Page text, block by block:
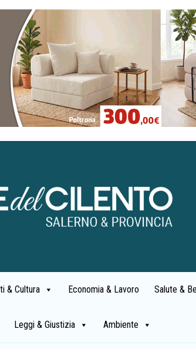
& Cultura Economia & Lavoro Salute &
Leggi & Giustizia Ambiente